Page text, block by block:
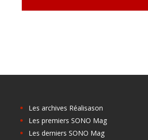
Les archives Réalisason
Les premiers SONO Mag
Les derniers SONO Mag